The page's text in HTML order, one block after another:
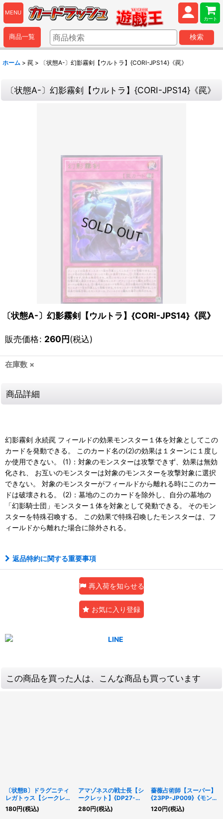
MENU
カート
商品一覧 検索
ホーム > 罠 > 〔状態A-〕幻影霧剣【ウルトラ】{CORI-JPS14}《罠》
〔状態A-〕幻影霧剣【ウルトラ】{CORI-JPS14}《罠》
〔状態A-〕幻影霧剣【ウルトラ】{CORI-JPS14}《罠》
販売価格: 260円(税込)
在庫数 ×
商品詳細
幻影霧剣 永続罠 フィールドの効果モンスター１体を対象としてこの
カードを発動できる。 このカード名の(2)の効果は１ターンに１度し
か使用できない。 (1)：対象のモンスターは攻撃できず、効果は無効
化され、 お互いのモンスターは対象のモンスターを攻撃対象に選択
できない。 対象のモンスターがフィールドから離れる時にこのカー
ドは破壊される。 (2)：墓地のこのカードを除外し、自分の墓地の
「幻影騎士団」モンスター１体を対象として発動できる。 そのモン
スターを特殊召喚する。 この効果で特殊召喚したモンスターは、フ
ィールドから離れた場合に除外される。
返品特約に関する重要事項
再入荷を知らせる
お気に入り登録
この商品を買った人は、こんな商品も買っています
〔状態B〕ドラグニティ
レガトゥス【シークレッ
トパラレル】{TW03-
JP027}《モンスター》
180円(税込)
アマゾネスの戦士長【シ
ークレット】{DP27-
JP032}《モンスター》
280円(税込)
薔薇占術師【スーパー】
{23PP-JP009}《モン
スター》
120円(税込)